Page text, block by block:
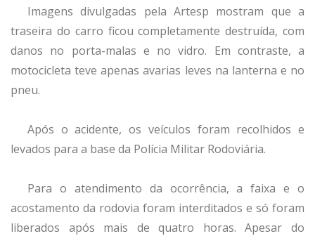
Imagens divulgadas pela Artesp mostram que a
traseira do carro ficou completamente destruída, com
danos no porta-malas e no vidro. Em contraste, a
motocicleta teve apenas avarias leves na lanterna e no
pneu.
Após o acidente, os veículos foram recolhidos e
levados para a base da Polícia Militar Rodoviária.
Para o atendimento da ocorrência, a faixa e o
acostamento da rodovia foram interditados e só foram
liberados após mais de quatro horas. Apesar do